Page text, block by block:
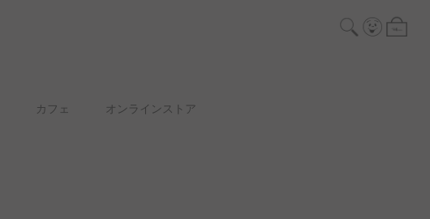
カフェ オンラインストア